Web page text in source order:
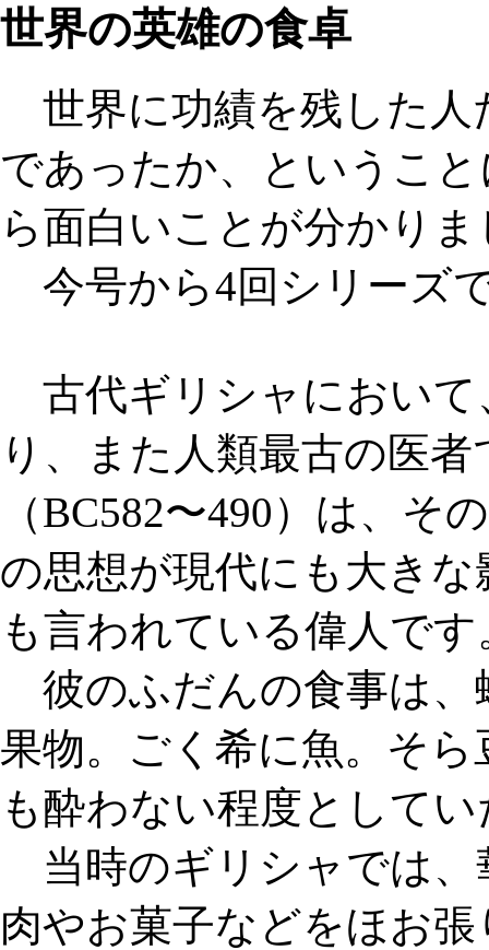
世界の英雄の食卓
世界に功績を残した人
であったか、というこ
ら面白いことが分かり
今号から4回シリーズ
古代ギリシャにおいて
り、また人類最古の医
（BC582〜490）は、そ
の思想が現代にも大き
も言われている偉人です
彼のふだんの食事は、
果物。ごく希に魚。そ
も酔わない程度として
当時のギリシャでは、
肉やお菓子などをほお